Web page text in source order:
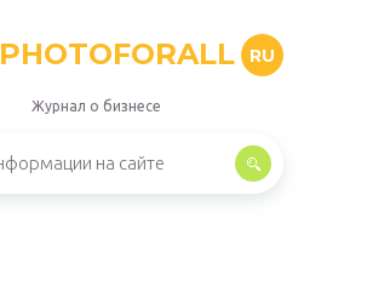
PHOTOFORALL RU
Журнал о бизнесе